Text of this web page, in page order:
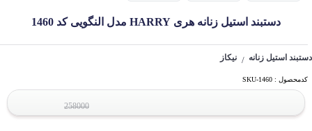
دستبند استیل زنانه هری HARRY مدل النگویی کد 1460
دستبند استیل زنانه / نیکاز
کدمحصول : SKU-1460
258000